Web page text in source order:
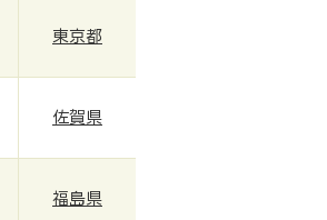
東京都
佐賀県
福島県